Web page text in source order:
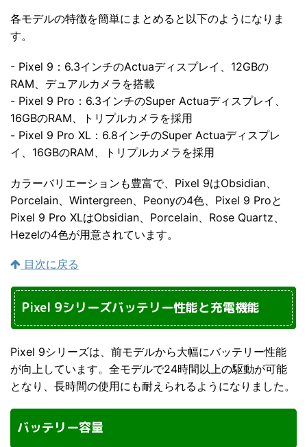
各モデルの特徴を簡単にまとめると以下のようになりま
す。
- Pixel 9：6.3インチのActuaディスプレイ、12GBの
RAM、デュアルカメラを搭載
- Pixel 9 Pro：6.3インチのSuper Actuaディスプレイ、
16GBのRAM、トリプルカメラを採用
- Pixel 9 Pro XL：6.8インチのSuper Actuaディスプレ
イ、16GBのRAM、トリプルカメラを採用
カラーバリエーションも豊富で、Pixel 9はObsidian、
Porcelain、Wintergreen、Peonyの4色、Pixel 9 Proと
Pixel 9 Pro XLはObsidian、Porcelain、Rose Quartz、
Hezelの4色が用意されています。
目次に戻る
Pixel 9シリーズバッテリー性能と充電機能
Pixel 9シリーズは、前モデルから大幅にバッテリー性能
が向上しています。全モデルで24時間以上の駆動が可能
となり、長時間の使用にも耐えられるようになりました。
バッテリー容量